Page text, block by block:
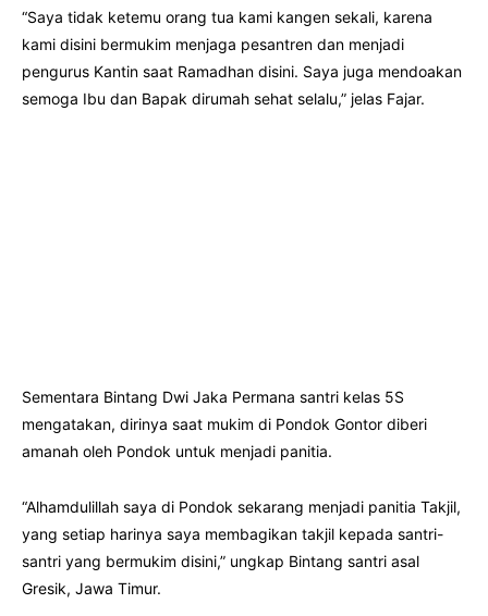
“Saya tidak ketemu orang tua kami kangen sekali, karena
kami disini bermukim menjaga pesantren dan menjadi
pengurus Kantin saat Ramadhan disini. Saya juga mendoakan
semoga Ibu dan Bapak dirumah sehat selalu,” jelas Fajar.
Sementara Bintang Dwi Jaka Permana santri kelas 5S
mengatakan, dirinya saat mukim di Pondok Gontor diberi
amanah oleh Pondok untuk menjadi panitia.
“Alhamdulillah saya di Pondok sekarang menjadi panitia Takjil,
yang setiap harinya saya membagikan takjil kepada santri-
santri yang bermukim disini,” ungkap Bintang santri asal
Gresik, Jawa Timur.